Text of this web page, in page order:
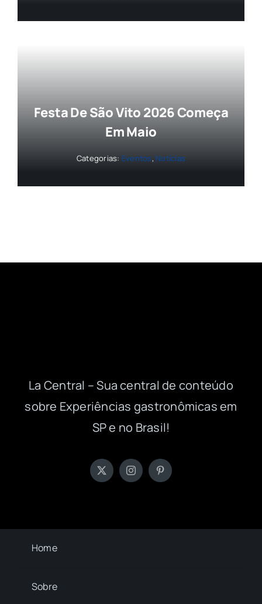
Festa De São Vito 2026 Começa
Em Maio
Categorias: Eventos, Notícias
La Central – Sua central de conteúdo
sobre Experiências gastronômicas em
SP e no Brasil!
Home
Sobre